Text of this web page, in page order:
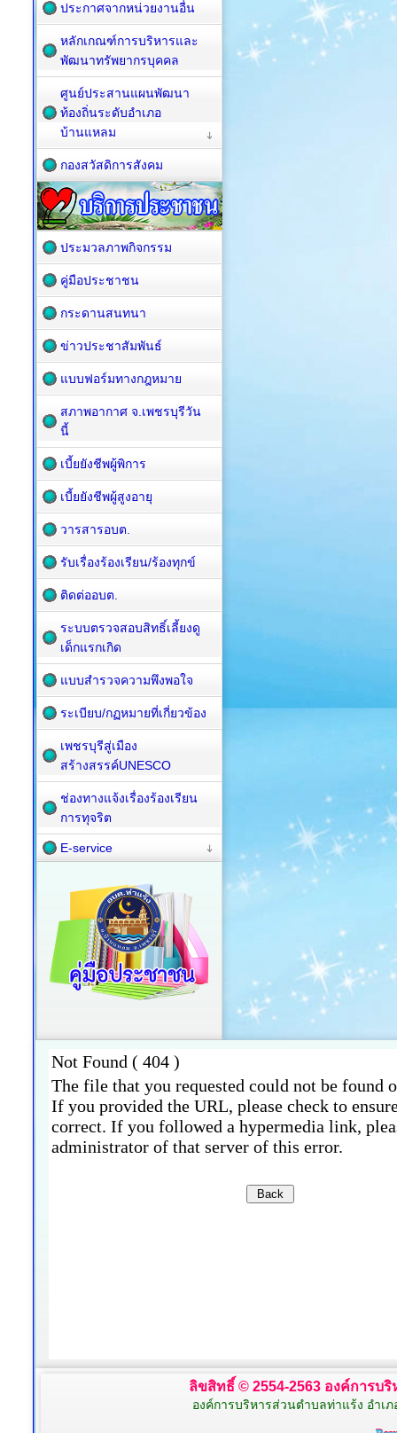
ประกาศจากหน่วยงานอื่น
หลักเกณฑ์การบริหารและ
พัฒนาทรัพยากรบุคคล
ศูนย์ประสานแผนพัฒนา
ท้องถิ่นระดับอำเภอ
บ้านแหลม
กองสวัสดิการสังคม
ประมวลภาพกิจกรรม
คู่มือประชาชน
กระดานสนทนา
ข่าวประชาสัมพันธ์
แบบฟอร์มทางกฎหมาย
สภาพอากาศ จ.เพชรบุรีวัน
นี้
เบี้ยยังชีพผู้พิการ
เบี้ยยังชีพผู้สูงอายุ
วารสารอบต.
รับเรื่องร้องเรียน/ร้องทุกข์
ติดต่ออบต.
ระบบตรวจสอบสิทธิ์เลี้ยงดู
เด็กแรกเกิด
แบบสำรวจความพึงพอใจ
ระเบียบ/กฏหมายที่เกี่ยวข้อง
เพชรบุรีสู่เมือง
สร้างสรรค์UNESCO
ช่องทางแจ้งเรื่องร้องเรียน
การทุจริต
E-service
ลิขสิทธิ์ © 2554-2563 องค์การบ
องค์การบริหารส่วนตำบลท่าแร้ง อำเ